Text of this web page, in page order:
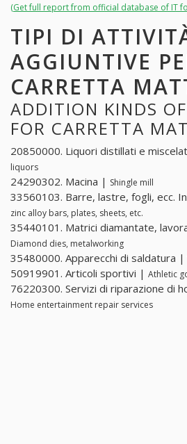
(Get full report from official database of IT
TIPI DI
AGGIUNTIVE
CARRETTA
ADDITION KINDS
FOR CARRETTA
20850000. Liquori distillati e
liquors
24290302. Macina | Shingle mill
33560103. Barre, lastre, fogli, ecc.
zinc alloy bars, plates, sheets, etc.
35440101. Matrici diamantate,
Diamond dies, metalworking
35480000. Apparecchi di saldatura |
50919901. Articoli sportivi | Athletic
76220300. Servizi di riparazione di
Home entertainment repair services